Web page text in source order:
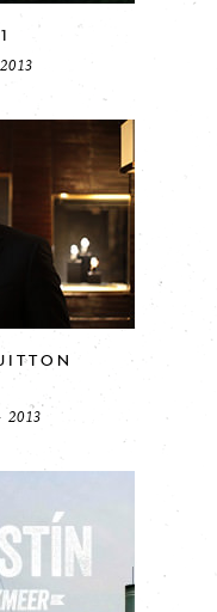
2013